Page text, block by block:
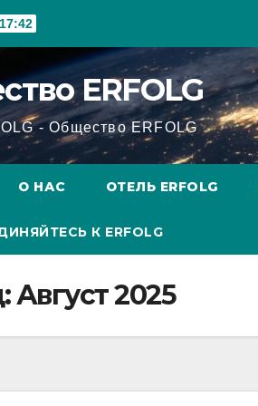
17:42
ERFOLG
- Общество ERFOLG
О НАС ОТЕЛЬ ERFOLG
К ERFOLG
Август 2025